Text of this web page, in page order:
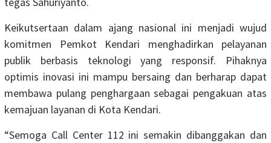
Keikutsertaan dalam ajang nasional ini menjadi wujud
komitmen Pemkot Kendari menghadirkan pelayanan
publik berbasis teknologi yang responsif. Pihaknya
optimis inovasi ini mampu bersaing dan berharap dapat
membawa pulang penghargaan sebagai pengakuan atas
kemajuan layanan di Kota Kendari.
“Semoga Call Center 112 ini semakin dibanggakan dan